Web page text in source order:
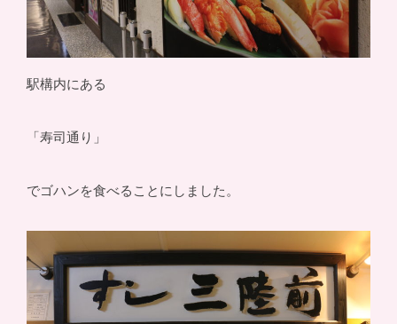
駅構内にある
「寿司通り」
でゴハンを食べることにしました。